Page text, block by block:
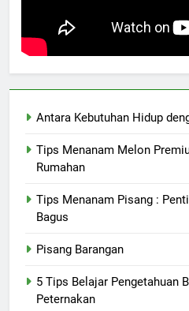
Antara Kebutuhan Hidup
Tips Menanam Melon
Rumahan
Tips Menanam Pisang :
Bagus
Pisang Barangan
5 Tips Belajar Pengetahuan
Peternakan